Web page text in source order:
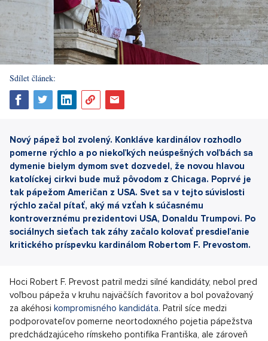
Sdílet článek:
Nový pápež bol zvolený. Konkláve kardinálov rozhodlo
pomerne rýchlo a po niekoľkých neúspešných voľbách sa
dymenie bielym dymom svet dozvedel, že novou hlavou
katolíckej cirkvi bude muž pôvodom z Chicaga. Poprvé je
tak pápežom Američan z USA. Svet sa v tejto súvislosti
rýchlo začal pítať, aký má vzťah k súčasnému
kontroverznému prezidentovi USA, Donaldu Trumpovi. Po
sociálnych sieťach tak záhy začalo kolovať presdieľanie
kritického príspevku kardinálom Robertom F. Prevostom.
Hoci Robert F. Prevost patril medzi silné kandidáty, nebol pred
voľbou pápeža v kruhu najväčších favoritov a bol považovaný
za akéhosi kompromisného kandidáta. Patril síce medzi
podporovateľov pomerne neortodoxného pojetia pápežstva
predchádzajúceho rímskeho pontifika Františka, ale zároveň